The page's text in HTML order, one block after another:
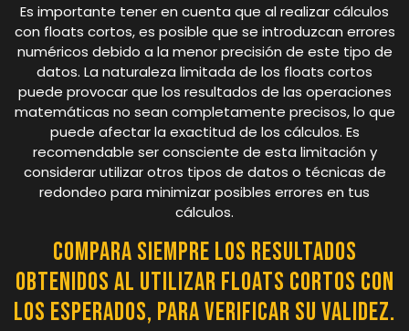
Es importante tener en cuenta que al realizar cálculos
con floats cortos, es posible que se introduzcan errores
numéricos debido a la menor precisión de este tipo de
datos. La naturaleza limitada de los floats cortos
puede provocar que los resultados de las operaciones
matemáticas no sean completamente precisos, lo que
puede afectar la exactitud de los cálculos. Es
recomendable ser consciente de esta limitación y
considerar utilizar otros tipos de datos o técnicas de
redondeo para minimizar posibles errores en tus
cálculos.
Compara siempre los resultados
obtenidos al utilizar floats cortos con
los esperados, para verificar su validez.